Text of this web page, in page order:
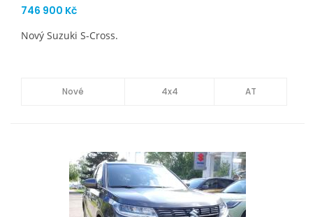
746 900 Kč
Nový Suzuki S-Cross.
Nové 4x4 AT